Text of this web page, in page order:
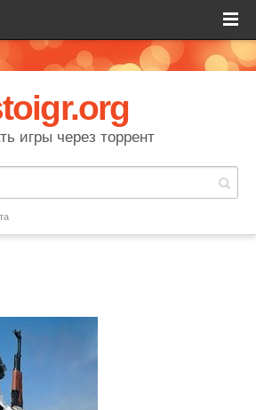
игры через торрент